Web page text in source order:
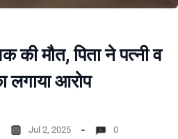
मौत, पिता ने पत्नी व
लगाया आरोप
Jul 2, 2025 0